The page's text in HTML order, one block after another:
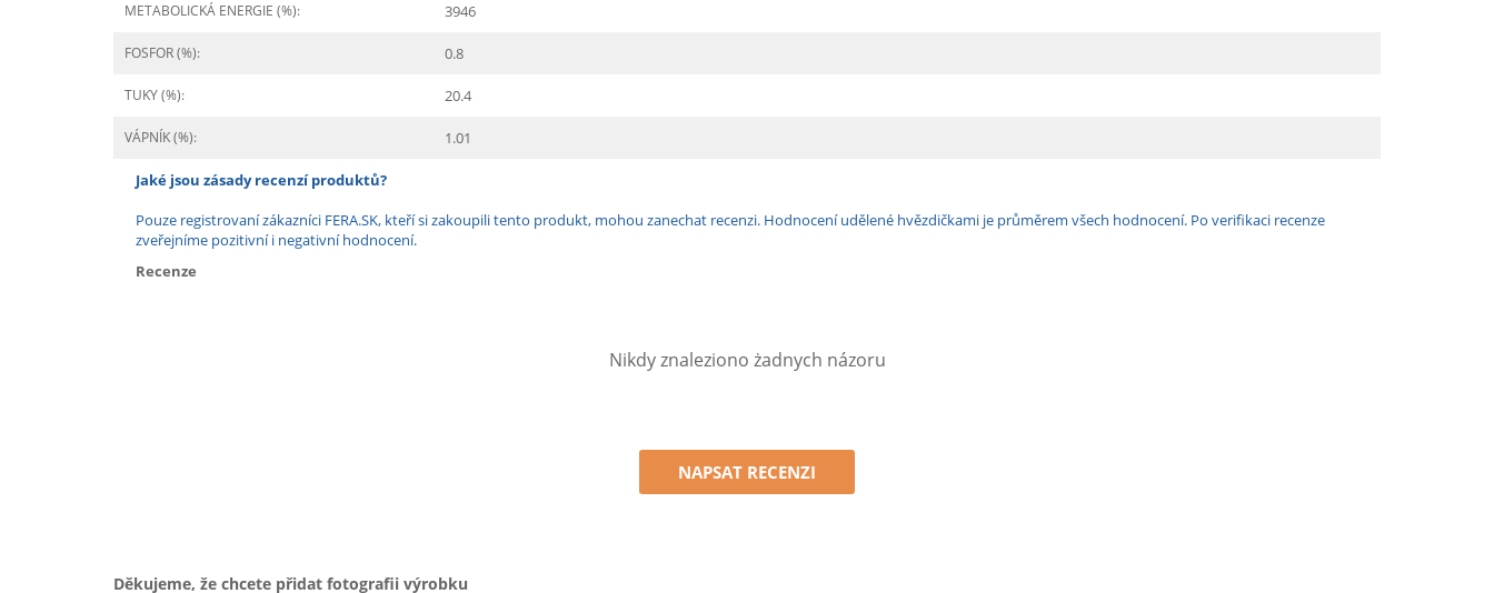
METABOLICKÁ ENERGIE (%): 3946
FOSFOR (%): 0.8
TUKY (%): 20.4
VÁPNÍK (%): 1.01
Jaké jsou zásady recenzí produktů?
Pouze registrovaní zákazníci FERA.SK, kteří si zakoupili tento produkt, mohou zanechat recenzi. Hodnocení udělené hvězdičkami je průměrem všech hodnocení. Po verifikaci recenze
zveřejníme pozitivní i negativní hodnocení.
Recenze
Nikdy znaleziono żadnych názoru
NAPSAT RECENZI
Děkujeme, že chcete přidat fotografii výrobku